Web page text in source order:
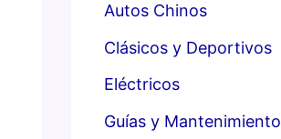
Autos Chinos
Clásicos y Deportivos
Eléctricos
Guías y Mantenimiento